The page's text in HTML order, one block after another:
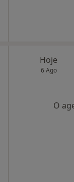
Hoje
6 Ago
O